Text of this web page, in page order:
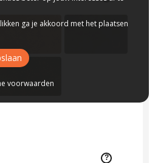
ga je akkoord met het plaatsen
voorwaarden